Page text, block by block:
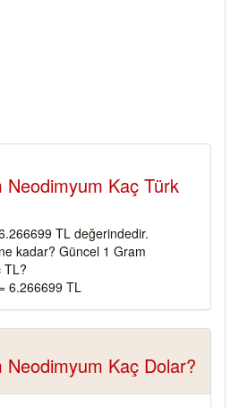
Kaç Türk
TL değerindedir.
kadar? Güncel 1 Gram
TL?
6.266699 TL
Kaç Dolar?